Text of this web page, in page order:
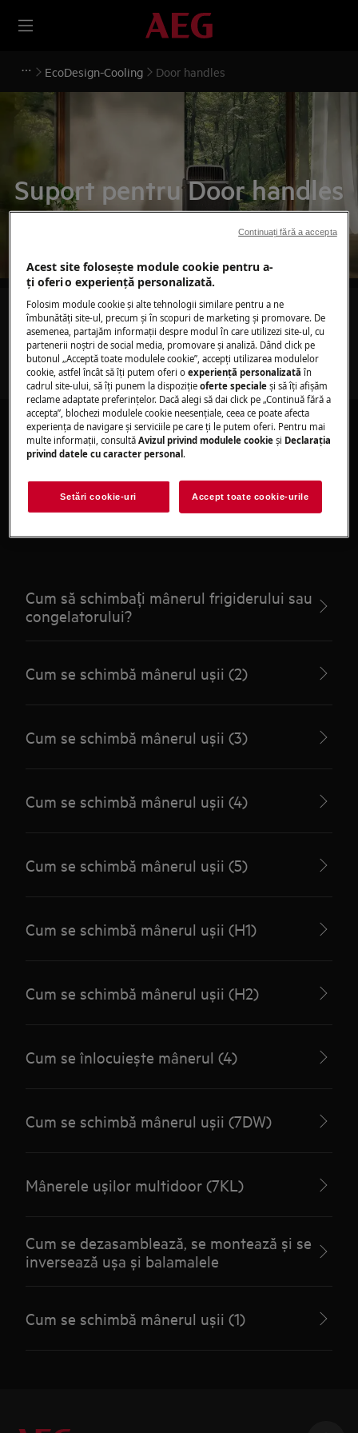
EcoDesign-Cooling Door handles
Suport pentru Door handles
Caută printre articolele noastre de suport
Articole recomandate
pentru Door handles
Cum să schimbați mânerul frigiderului sau
congelatorului?
Cum se schimbă mânerul ușii (2)
Cum se schimbă mânerul ușii (3)
Cum se schimbă mânerul ușii (4)
Cum se schimbă mânerul ușii (5)
Cum se schimbă mânerul ușii (H1)
Cum se schimbă mânerul ușii (H2)
Cum se înlocuiește mânerul (4)
Cum se schimbă mânerul ușii (7DW)
Mânerele ușilor multidoor (7KL)
Cum se dezasamblează, se montează și se
inversează ușa și balamalele
Cum se schimbă mânerul ușii (1)
Acest site folosește module cookie pentru a-
ţi oferi o experienţă personalizată.
Folosim module cookie și alte tehnologii similare pentru a ne
îmbunătăţi site-ul, precum și în scopuri de marketing și promovare. De
asemenea, partajăm informaţii despre modul în care utilizezi site-ul, cu
partenerii noștri de social media, promovare și analiză. Dând click pe
butonul „Acceptă toate modulele cookie”, accepţi utilizarea modulelor
cookie, astfel încât să îţi putem oferi oexperienţă personalizată în
cadrul site-ului, să îţi punem la dispoziţieoferte speciale și să îţi afișăm
reclame adaptate preferinţelor. Dacă alegi să dai click pe „Continuă fără a
accepta”, blochezi modulele cookie neesenţiale, ceea ce poate afecta
experienţa de navigare și serviciile pe care ţi le putem oferi. Pentru mai
multe informaţii, consultăAvizul privind modulele cookie și Declaraţia
privind datele cu caracter personal .
Setări cookie-uri Accept toate cookie-urile
Continuați fără a accepta